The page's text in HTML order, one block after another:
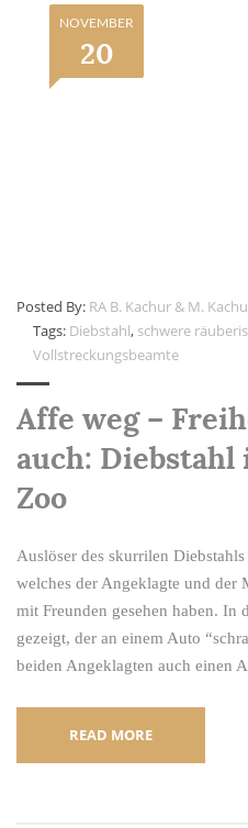
NOVEMBER
20
Posted By: RA B. Kachur & M.
Tags: Diebstahl, schwere
Vollstreckungsbeamte
Affe weg –
auch:
Zoo
Auslöser des skurrilen
welches der Angeklagte und der
mit Freunden gesehen haben. In
gezeigt, der an einem Auto
beiden Angeklagten auch einen
READ MORE